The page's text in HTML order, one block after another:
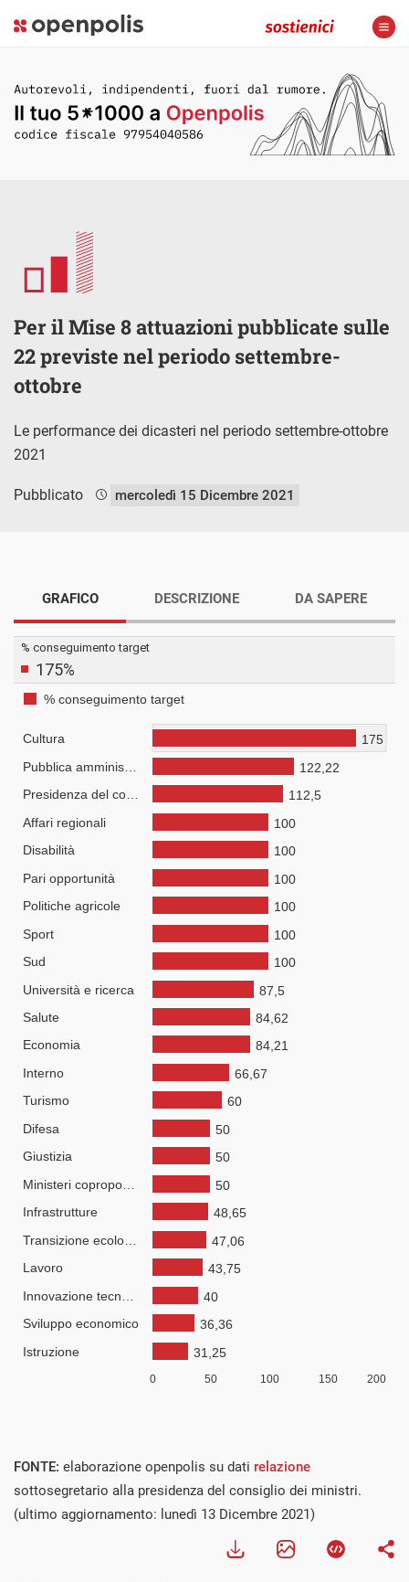
Per il Mise 8 attuazioni pubblicate sulle
22 previste nel periodo settembre-
ottobre
Le performance dei dicasteri nel periodo settembre-ottobre
2021
Pubblicato mercoledì 15 Dicembre 2021
GRAFICO DESCRIZIONE DA SAPERE
FONTE: elaborazione openpolis su dati relazione
sottosegretario alla presidenza del consiglio dei ministri.
(ultimo aggiornamento: lunedì 13 Dicembre 2021)